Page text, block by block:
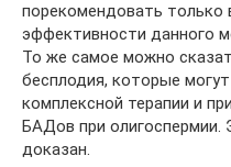
порекомендовать только
эффективности данного
То же самое можно
бесплодия, которые
комплексной терапии и
БАДов при олигоспермии.
доказан.